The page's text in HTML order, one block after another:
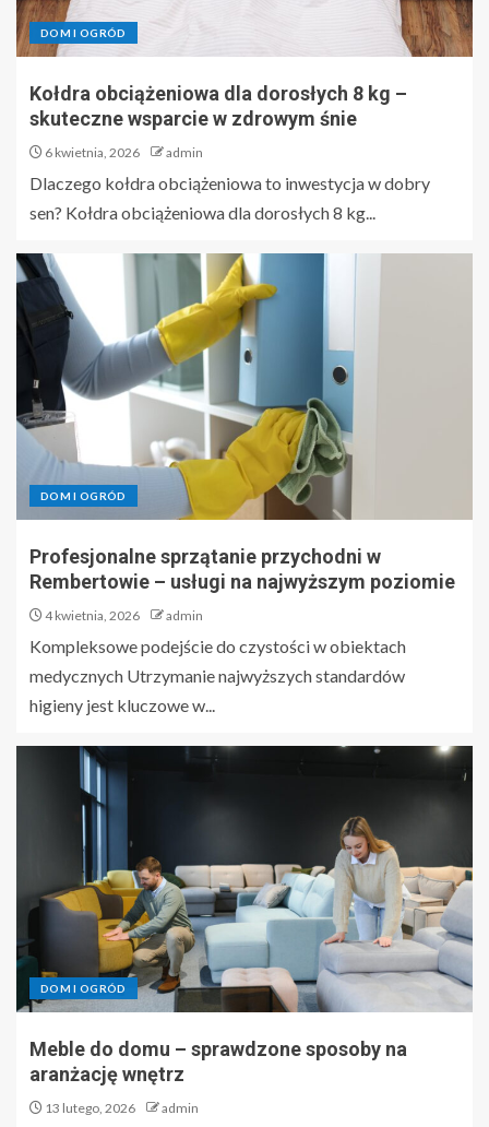
DOM I OGRÓD
Kołdra obciążeniowa dla dorosłych 8 kg –
skuteczne wsparcie w zdrowym śnie
6 kwietnia, 2026 admin
Dlaczego kołdra obciążeniowa to inwestycja w dobry
sen? Kołdra obciążeniowa dla dorosłych 8 kg...
DOM I OGRÓD
Profesjonalne sprzątanie przychodni w
Rembertowie – usługi na najwyższym poziomie
4 kwietnia, 2026 admin
Kompleksowe podejście do czystości w obiektach
medycznych Utrzymanie najwyższych standardów
higieny jest kluczowe w...
DOM I OGRÓD
Meble do domu – sprawdzone sposoby na
aranżację wnętrz
13 lutego, 2026 admin